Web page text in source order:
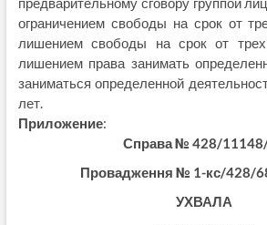
ограничением свободы на срок от
лишением свободы на срок от
лишением права занимать
заниматься определенной
лет.
Приложение:
Справа № 428/
Провадження № 1-кс/428/
УХВАЛА